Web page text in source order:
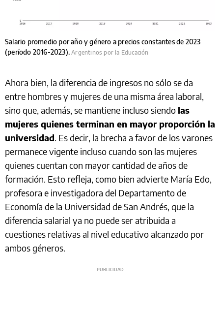
Salario promedio por año y género a precios constantes de 2023
(período 2016-2023).Argentinos por la Educación
Ahora bien, la diferencia de ingresos no sólo se da
entre hombres y mujeres de una misma área laboral,
sino que, además, se mantiene incluso siendo las
mujeres quienes terminan en mayor proporción la
universidad . Es decir, la brecha a favor de los varones
permanece vigente incluso cuando son las mujeres
quienes cuentan con mayor cantidad de años de
formación. Esto refleja, como bien advierte María Edo,
profesora e investigadora del Departamento de
Economía de la Universidad de San Andrés, que la
diferencia salarial ya no puede ser atribuida a
cuestiones relativas al nivel educativo alcanzado por
ambos géneros.